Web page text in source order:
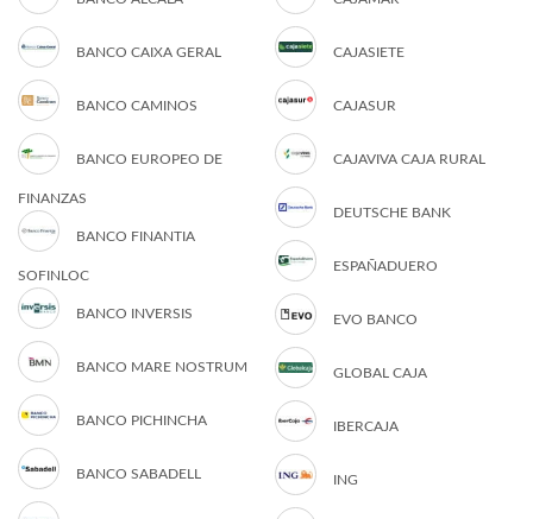
BANCO CAIXA GERAL
BANCO CAMINOS
BANCO EUROPEO DE
FINANZAS
BANCO FINANTIA
SOFINLOC
BANCO INVERSIS
BANCO MARE NOSTRUM
BANCO PICHINCHA
BANCO SABADELL
CAJASIETE
CAJASUR
CAJAVIVA CAJA RURAL
DEUTSCHE BANK
ESPAÑADUERO
EVO BANCO
GLOBAL CAJA
IBERCAJA
ING